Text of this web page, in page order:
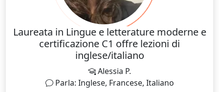
Laureata in Lingue e letterature moderne e
certificazione C1 offre lezioni di
inglese/italiano
Alessia P.
Parla: Inglese, Francese, Italiano